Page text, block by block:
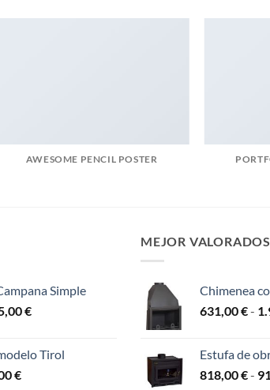
AWESOME PENCIL POSTER
Simple
€Rango
desde
Tirol
€Rango
MEJOR VALORADOS
Chimenea
631,00€-
Estufa de
818,00€-